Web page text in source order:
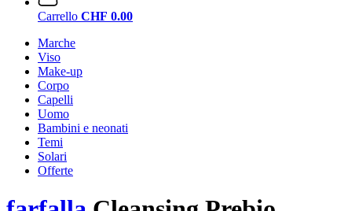
Carrello CHF 0.00
Marche
Viso
Make-up
Corpo
Capelli
Uomo
Bambini e neonati
Temi
Solari
Offerte